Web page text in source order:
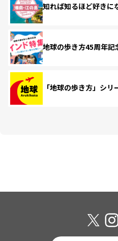
知れば知るほど好きに
地球の歩き方45周年記
「地球の歩き方」シ